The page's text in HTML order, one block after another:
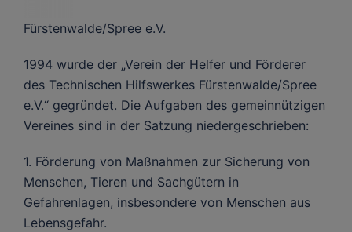
Fürstenwalde/Spree e.V.
1994 wurde der „Verein der Helfer und Förderer
des Technischen Hilfswerkes Fürstenwalde/Spree
e.V.“ gegründet. Die Aufgaben des gemeinnützigen
Vereines sind in der Satzung niedergeschrieben:
1. Förderung von Maßnahmen zur Sicherung von
Menschen, Tieren und Sachgütern in
Gefahrenlagen, insbesondere von Menschen aus
Lebensgefahr.